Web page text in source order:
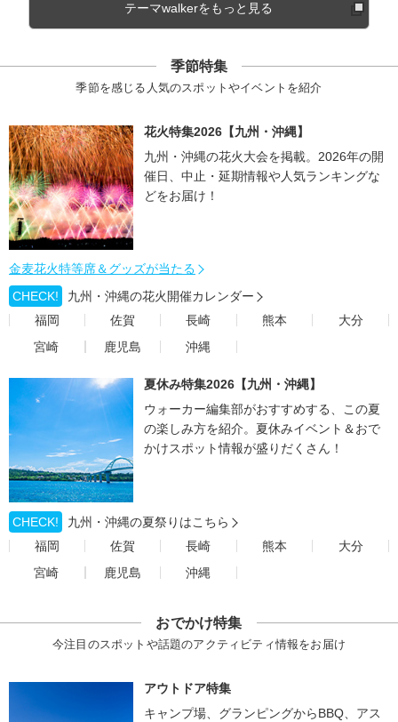
テーマwalkerをもっと見る
季節特集
季節を感じる人気のスポットやイベントを紹介
花火特集2026【九州・沖縄】
九州・沖縄の花火大会を掲載。2026年の開
催日、中止・延期情報や人気ランキングな
どをお届け！
金麦花火特等席＆グッズが当たる
CHECK!
九州・沖縄の花火開催カレンダー
福岡
佐賀 長崎 熊本
大分
宮崎
鹿児島 沖縄
夏休み特集2026【九州・沖縄】
ウォーカー編集部がおすすめする、この夏
の楽しみ方を紹介。夏休みイベント＆おで
かけスポット情報が盛りだくさん！
CHECK!
九州・沖縄の夏祭りはこちら
福岡
佐賀 長崎 熊本
大分
宮崎
鹿児島 沖縄
おでかけ特集
今注目のスポットや話題のアクティビティ情報をお届け
アウトドア特集
キャンプ場、グランピングからBBQ、アス